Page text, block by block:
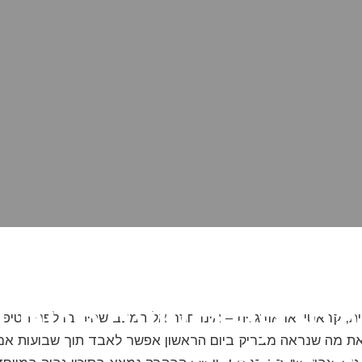
לשיער פגום
קראטין או אורגנית – אינו חוזר אל המצב שהיה בו לפני
מה שנראה מבריק ביום הראשון אפשר לאבד תוך שבועות